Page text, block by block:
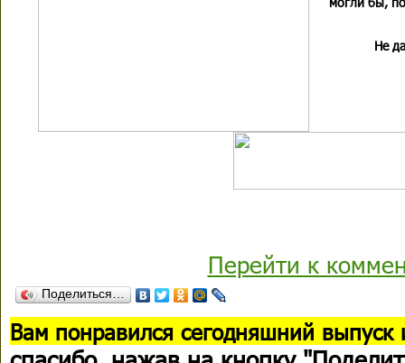
Не
Перейти к
Поделиться…
Вам понравился сегодняшний выпуск